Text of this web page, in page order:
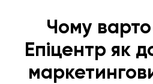
Чому
Епіцентр як